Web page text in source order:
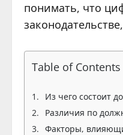
понимать, что
Table of Contents
Из чего состоит
Различия по
Факторы,